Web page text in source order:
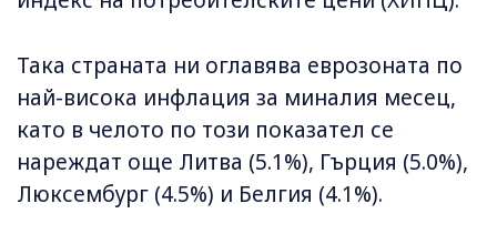
Така страната ни оглавява еврозоната по
най-висока инфлация за миналия месец,
като в челото по този показател се
нареждат още Литва (5.1%), Гърция (5.0%),
Люксембург (4.5%) и Белгия (4.1%).